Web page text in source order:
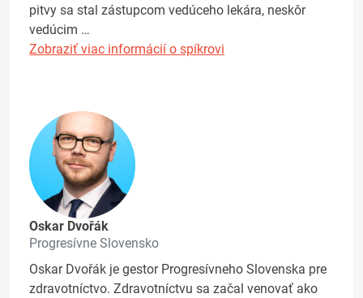
pitvy sa stal zástupcom vedúceho lekára, neskôr
vedúcim …
Zobraziť viac informácií o spíkrovi
Oskar Dvořák
Progresívne Slovensko
Oskar Dvořák je gestor Progresívneho Slovenska pre
zdravotníctvo. Zdravotníctvu sa začal venovať ako